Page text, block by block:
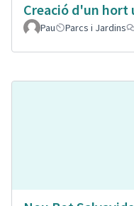
Creació d'un hort
Pau
Parcs i Jardins